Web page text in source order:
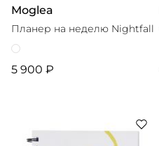
Moglea
Планер на неделю Nightfall
5 900 ₽